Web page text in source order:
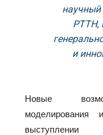
научный
РТТН,
и
Новые
моделирования